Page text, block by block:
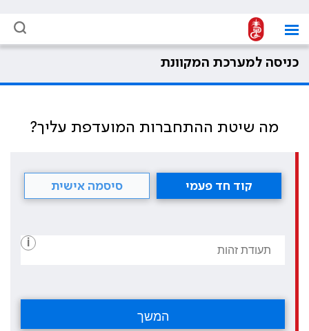
כניסה למערכת המקוונת
מה שיטת ההתחברות המועדפת עליך?
קוד חד פעמי סיסמה אישית
i